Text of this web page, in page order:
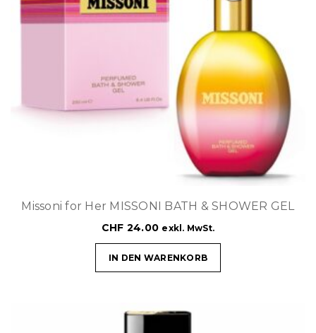
Missoni for Her MISSONI BATH & SHOWER GEL
CHF 24.00 exkl. MwSt.
IN DEN WARENKORB